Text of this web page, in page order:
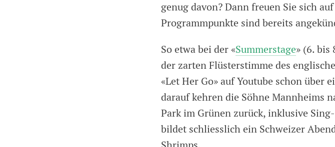
genug davon? Dann freuen Sie sich
Programmpunkte sind bereits
So etwa bei der «Summerstage» (6. bis
der zarten Flüsterstimme des
«Let Her Go» auf Youtube schon über
darauf kehren die Söhne Mannheims
Park im Grünen zurück, inklusive
bildet schliesslich ein Schweizer